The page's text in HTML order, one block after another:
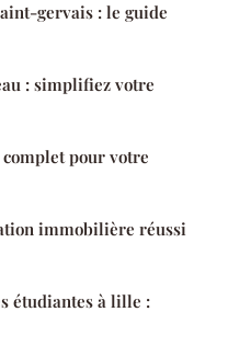
gervais : le guide
: simplifiez votre
pour votre
immobilière réussi
étudiantes à lille :